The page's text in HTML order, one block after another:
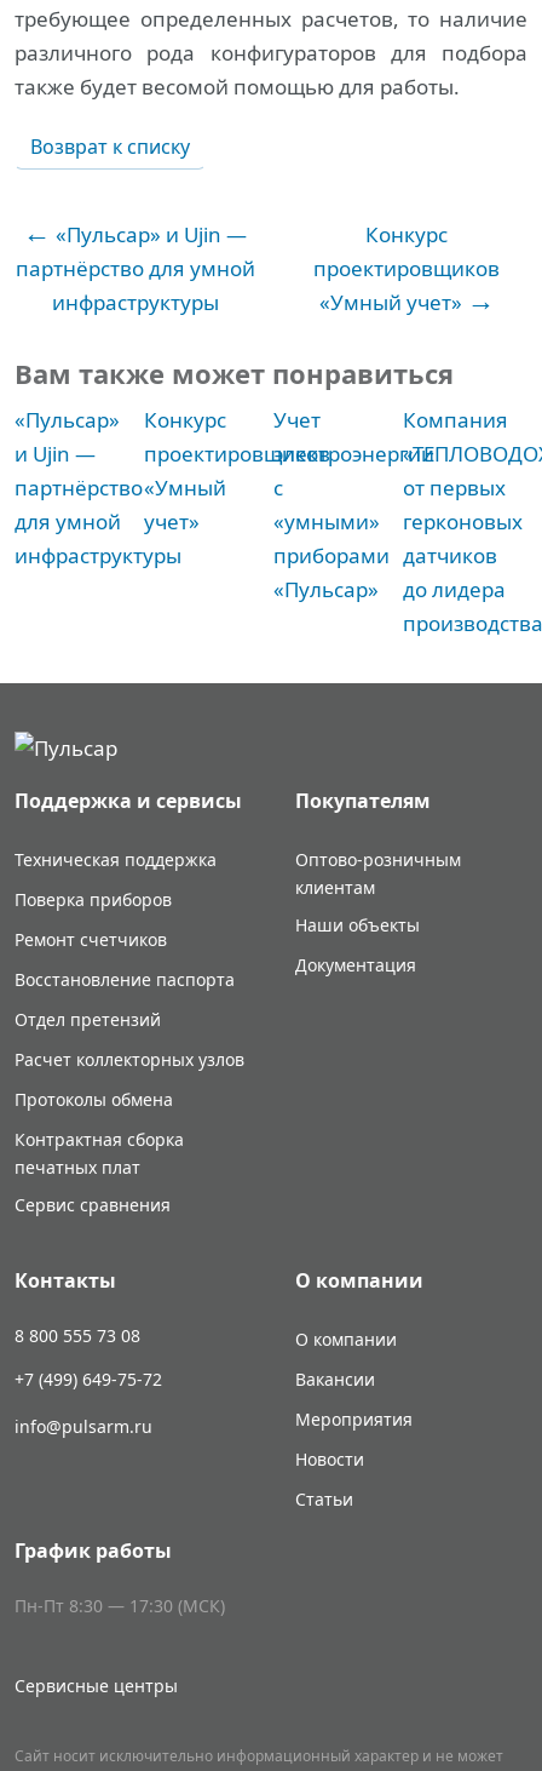
требующее определенных расчетов, то наличие
различного рода конфигураторов для подбора
также будет весомой помощью для работы.
Возврат к списку
← «Пульсар» и Ujin —
партнёрство для умной
инфраструктуры
Конкурс
проектировщиков
«Умный учет» →
Вам также может понравиться
«Пульсар»
и Ujin —
партнёрство
для умной
инфраструктуры
Конкурс
проектировщиков
«Умный
учет»
Учет
электроэнергии
с
«умными»
приборами
«Пульсар»
Компания
от первых
герконовых
датчиков
до лидера
производства
О компании
О компании
Вакансии
Мероприятия
Новости
Статьи
Поддержка и сервисы
Техническая поддержка
Поверка приборов
Ремонт счетчиков
Восстановление паспорта
Отдел претензий
Расчет коллекторных узлов
Протоколы обмена
Контрактная сборка
печатных плат
Сервис сравнения
Покупателям
Оптово-розничным
клиентам
Наши объекты
Документация
Контакты
8 800 555 73 08
+7 (499) 649-75-72
info@pulsarm.ru
График работы
Пн-Пт 8:30 — 17:30 (МСК)
Сервисные центры
Сайт носит исключительно информационный характер и не может